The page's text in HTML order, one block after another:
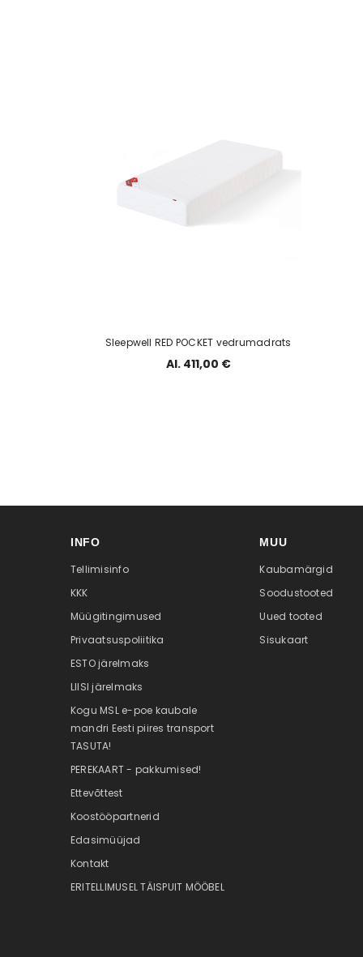
Sleepwell RED POCKET vedrumadrats
Al. 411,00 €
INFO
Tellimisinfo
KKK
Müügitingimused
Privaatsuspoliitika
ESTO järelmaks
LIISI järelmaks
Kogu MSL e-poe kaubale
mandri Eesti piires transport
TASUTA!
PEREKAART - pakkumised!
Ettevõttest
Koostööpartnerid
Edasimüüjad
Kontakt
ERITELLIMUSEL TÄISPUIT MÖÖBEL
MUU
Kaubamärgid
Soodustooted
Uued tooted
Sisukaart